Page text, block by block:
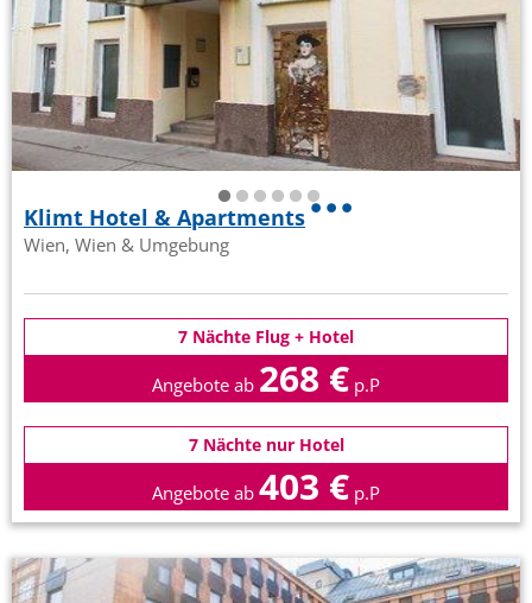
Klimt Hotel & Apartments
Wien, Wien & Umgebung
7 Nächte Flug + Hotel
Angebote ab 268 € p.P
7 Nächte nur Hotel
Angebote ab 403 € p.P